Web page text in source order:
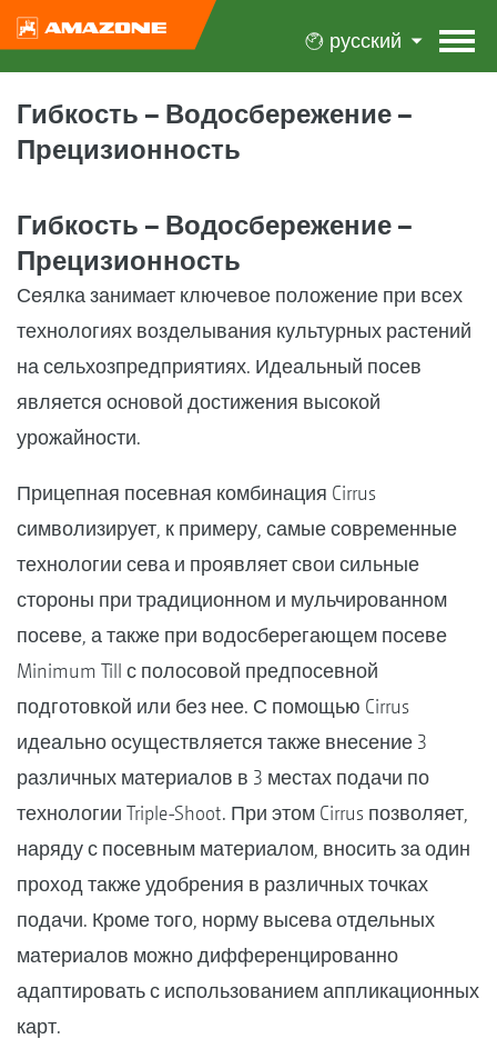
русский
Гибкость – Водосбережение –
Прецизионность
Гибкость – Водосбережение –
Прецизионность
Сеялка занимает ключевое положение при всех
технологиях возделывания культурных растений
на сельхозпредприятиях. Идеальный посев
является основой достижения высокой
урожайности.
Прицепная посевная комбинация Cirrus
символизирует, к примеру, самые современные
технологии сева и проявляет свои сильные
стороны при традиционном и мульчированном
посеве, а также при водосберегающем посеве
Minimum Till с полосовой предпосевной
подготовкой или без нее. С помощью Cirrus
идеально осуществляется также внесение 3
различных материалов в 3 местах подачи по
технологии Triple-Shoot. При этом Cirrus позволяет,
наряду с посевным материалом, вносить за один
проход также удобрения в различных точках
подачи. Кроме того, норму высева отдельных
материалов можно дифференцированно
адаптировать с использованием аппликационных
карт.